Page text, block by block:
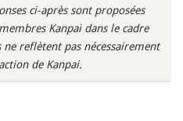
ci-après sont proposées
Kanpai dans le cadre
reflètent pas nécessairement
de Kanpai.